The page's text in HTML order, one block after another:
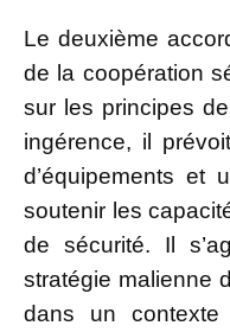
Le deuxième
de la coopération
sur les principes
ingérence, il
d’équipements et
soutenir les
de sécurité. Il
stratégie malienne
dans un